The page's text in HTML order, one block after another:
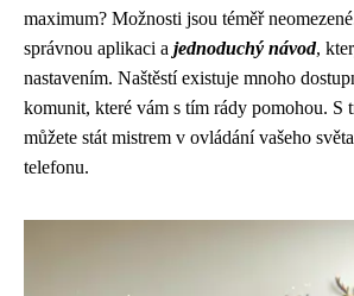
maximum? Možnosti jsou téměř
správnou aplikaci a jednoduchý návod,
nastavením. Naštěstí existuje mnoho
komunit, které vám s tím rády pomohou. S
můžete stát mistrem v ovládání vašeho
telefonu.